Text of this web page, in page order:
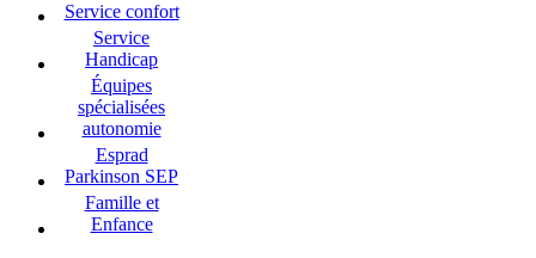
Service confort
Service
Handicap
Équipes
spécialisées
autonomie
Esprad
Parkinson SEP
Famille et
Enfance